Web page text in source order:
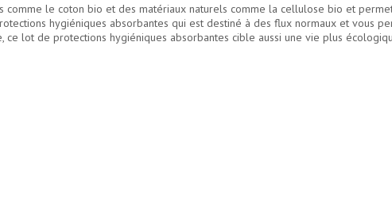
comme le coton bio et des matériaux naturels comme la cellulose bio et
hygiéniques absorbantes qui est destiné à des flux normaux et vous
lot de protections hygiéniques absorbantes cible aussi une vie plus